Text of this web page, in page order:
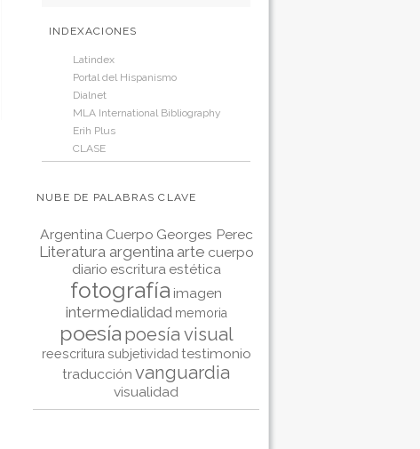
INDEXACIONES
Latindex
Portal del Hispanismo
Dialnet
MLA International Bibliography
Erih Plus
CLASE
NUBE DE PALABRAS CLAVE
Argentina Cuerpo Georges Perec
Literatura argentina arte cuerpo
diario escritura estética
fotografía imagen
intermedialidad memoria
poesía poesía visual
reescritura subjetividad testimonio
traducción vanguardia
visualidad